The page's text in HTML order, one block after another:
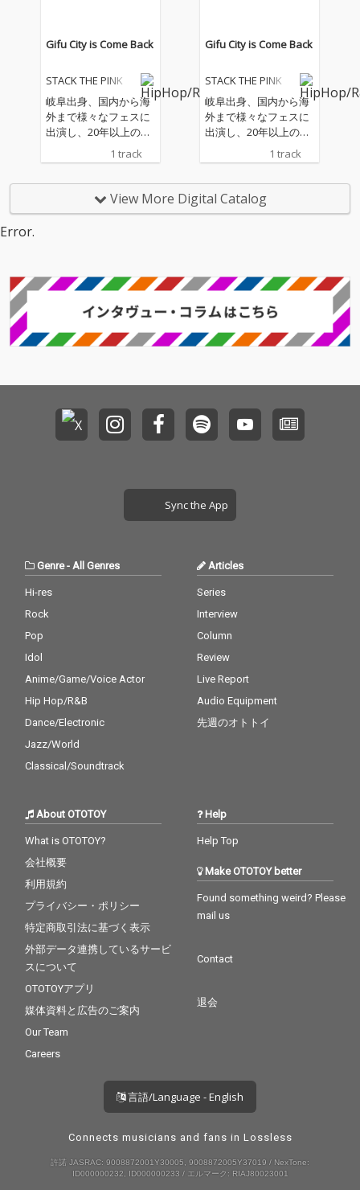
Gifu City is Come Back
STACK THE PINK
岐阜出身、国内から海
外まで様々なフェスに
出演し、20年以上のキ
ャリアの中で、様々な
ラッパーとフィーチャ
e Dust Clubを含め、日
本のHIPHOPヘッズで
阜出身、高校生ラップ
ト4、準優勝という戦
績を収め、その勢いの
ままRed Bull 64barsに
USIC FESTIVALでライプ
パフォーマンスを披
露。これからの活躍が
太なサウンドに 本場ア
メリカのジャンルglo,d
rill,jersyが混ざった最
を強く感じさせるビー
に強気でリリカルなリ
リックが合わさり、日
二なHood Songとなっ
ている。
1 track
Gifu City is Come Back
STACK THE PINK
岐阜出身、国内から海
外まで様々なフェスに
出演し、20年以上のキ
ャリアの中で、様々な
ラッパーとフィーチャ
e Dust Clubを含め、日
本のHIPHOPヘッズで
阜出身、高校生ラップ
ト4、準優勝という戦
績を収め、その勢いの
ままRed Bull 64barsに
USIC FESTIVALでライプ
パフォーマンスを披
露。これからの活躍が
た楽曲 ｢Gifu City is Co
太なサウンドに 本場ア
メリカのジャンルglo,d
rill,jersyが混ざった最
を強く感じさせるビー
ト。 その上に岐阜のヤ
ングスター STACK THE
に強気でリリカルなリ
リックが合わさり、日
二なHood Songとなっ
1 track
View More Digital Catalog
Error.
Sync the App
Genre- All Genres
Hi-res
Rock
Pop
Idol
Anime/Game/Voice Actor
Hip Hop/R&B
Dance/Electronic
Jazz/World
Classical/Soundtrack
Articles
Series
Interview
Column
Review
Live Report
Audio Equipment
先週のオトトイ
About OTOTOY
What is OTOTOY?
会社概要
利用規約
プライバシー・ポリシー
特定商取引法に基づく表示
外部データ連携しているサービ
スについて
OTOTOYアプリ
媒体資料と広告のご案内
Our Team
Careers
Help
Help Top
Make OTOTOY better
Found something weird? Please
mail us
Contact
退会
言語/Language - English
Connects musicians and fans in Lossless
許諾 JASRAC: 9008872001Y30005, 9008872005Y37019 / NexTone:
ID000000232, ID000000233 / エルマーク: RIAJ80023001